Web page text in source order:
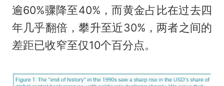
逾60%骤降至40%，而黄金占比在过去四
年几乎翻倍，攀升至近30%，两者之间的
差距已收窄至仅10个百分点。